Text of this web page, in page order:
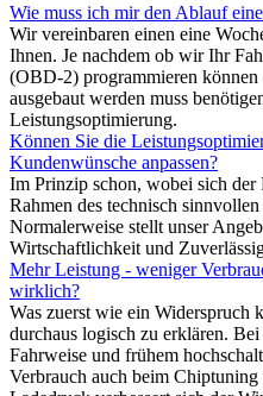
Wie muss ich mir den Ablauf
Wir vereinbaren einen eine
Ihnen. Je nachdem ob wir Ihr
(OBD-2) programmieren können
ausgebaut werden muss
Leistungsoptimierung.
Können Sie die
Kundenwünsche anpassen?
Im Prinzip schon, wobei sich
Rahmen des technisch
Normalerweise stellt unser
Wirtschaftlichkeit und
Mehr Leistung - weniger
wirklich?
Was zuerst wie ein Widerspruch
durchaus logisch zu erklären.
Fahrweise und frühem
Verbrauch auch beim